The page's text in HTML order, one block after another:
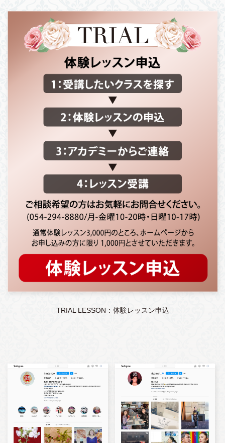
TRIAL LESSON：体験レッスン申込